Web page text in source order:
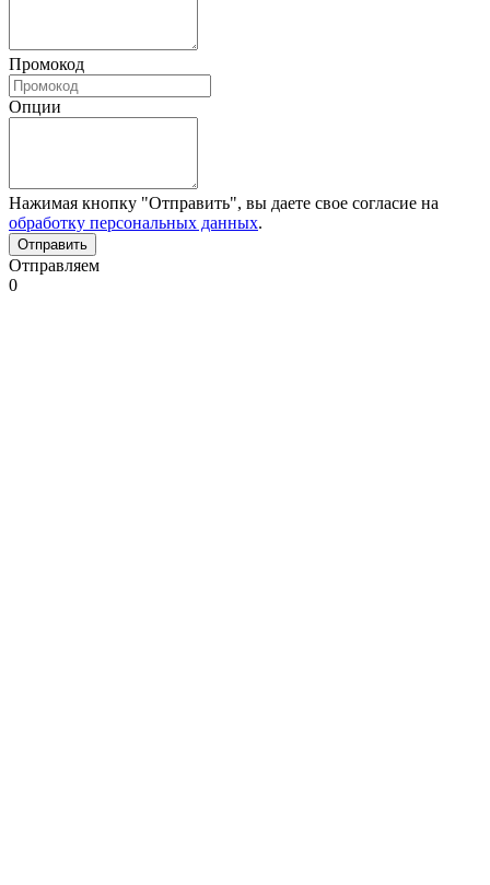
Промокод
Опции
Нажимая кнопку "Отправить", вы даете свое согласие на
обработку персональных данных.
Отправляем
0